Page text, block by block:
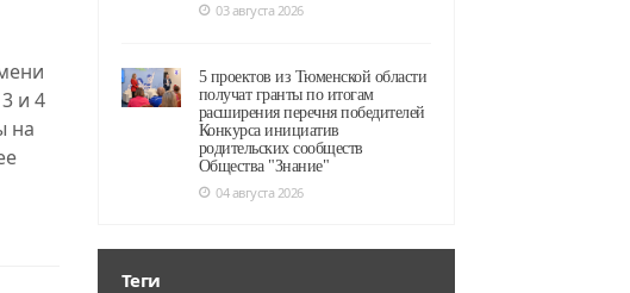
и 4
на
03 августа 2026
5 проектов из Тюменской области
получат гранты по итогам
расширения перечня победителей
Конкурса инициатив
родительских сообществ
Общества "Знание"
04 августа 2026
Теги